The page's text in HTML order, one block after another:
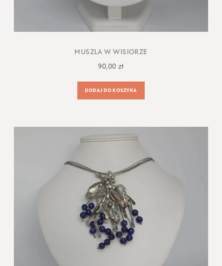
MUSZLA W WISIORZE
90,00 zł
DODAJ DO KOSZYKA